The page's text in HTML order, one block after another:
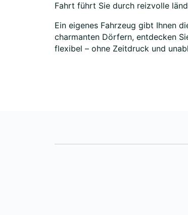
Fahrt führt Sie durch reizvolle
Ein eigenes Fahrzeug gibt Ihnen
charmanten Dörfern, entdecken
flexibel – ohne Zeitdruck und